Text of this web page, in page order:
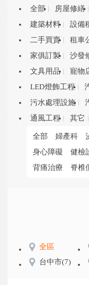
全部 房屋修繕
建築材料
設備
二手買賣
租車
家俱訂製
沙發
文具用品
寵物
LED燈飾工程
污水處理設施
通風工程
其它
全部 婦產科
身心障礙
健檢
背痛治療
脊椎
全區
台中市(7)